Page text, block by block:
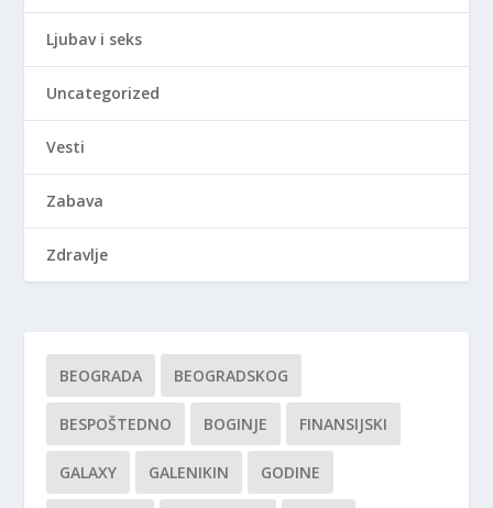
Ljubav i seks
Uncategorized
Vesti
Zabava
Zdravlje
BEOGRADA BEOGRADSKOG
BESPOŠTEDNO BOGINJE FINANSIJSKI
GALAXY GALENIKIN GODINE